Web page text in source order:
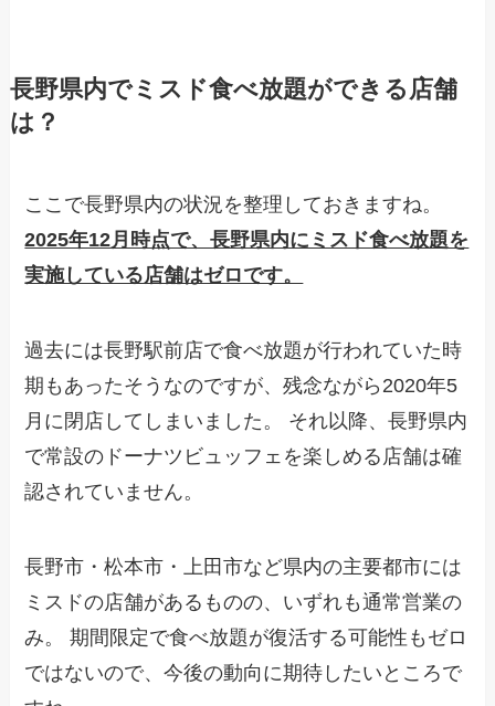
長野県内でミスド食べ放題ができる店舗
は？
ここで長野県内の状況を整理しておきますね。
2025年12月時点で、長野県内にミスド食べ放題を
実施している店舗はゼロです。
過去には長野駅前店で食べ放題が行われていた時
期もあったそうなのですが、残念ながら2020年5
月に閉店してしまいました。 それ以降、長野県内
で常設のドーナツビュッフェを楽しめる店舗は確
認されていません。
長野市・松本市・上田市など県内の主要都市には
ミスドの店舗があるものの、いずれも通常営業の
み。 期間限定で食べ放題が復活する可能性もゼロ
ではないので、今後の動向に期待したいところで